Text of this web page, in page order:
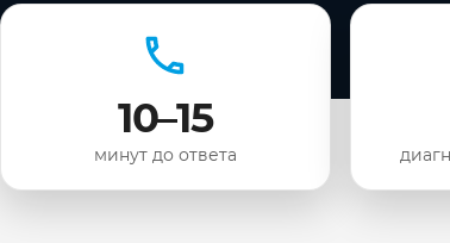
10–15
минут до ответа